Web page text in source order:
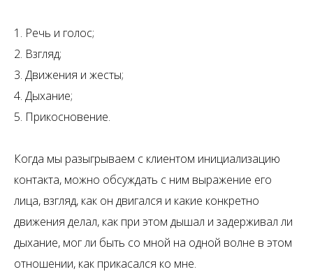
1. Речь и голос;
2. Взгляд;
3. Движения и жесты;
4. Дыхание;
5. Прикосновение.
Когда мы разыгрываем с клиентом инициализацию
контакта, можно обсуждать с ним выражение его
лица, взгляд, как он двигался и какие конкретно
движения делал, как при этом дышал и задерживал ли
дыхание, мог ли быть со мной на одной волне в этом
отношении, как прикасался ко мне.